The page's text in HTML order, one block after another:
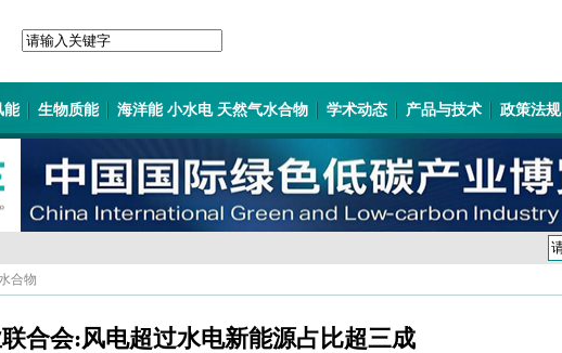
能 生物质能 海洋能 小水电 天然气水合物 学术动态 产品与技术 政策法规
合物
合会:风电超过水电新能源占比超三成